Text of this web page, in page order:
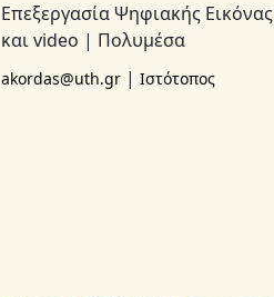
Επεξεργασία Ψηφιακής Εικόνας
και video | Πολυμέσα
akordas@uth.gr |Ιστότοπος